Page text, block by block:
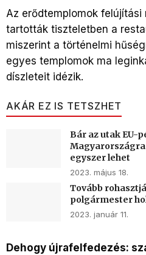
Az erődtemplomok felújítási
tartották tiszteletben a
miszerint a történelmi
egyes templomok ma
díszleteit idézik.
AKÁR EZ IS TETSZHET
Bár az utak EU-
egyszer lehet
2023. május 18.
Tovább
polgármester
2023. január 11.
Dehogy újrafelfedezés: